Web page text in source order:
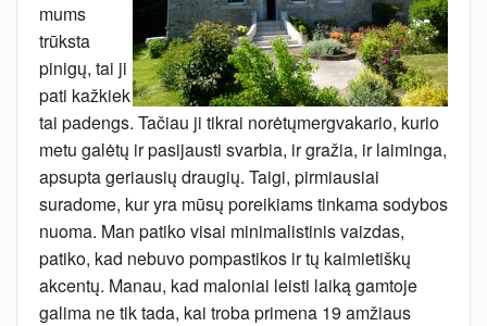
mums
trūksta
pinigų, tai ji
pati kažkiek
tai padengs. Tačiau ji tikrai norėtųmergvakario, kurio
metu galėtų ir pasijausti svarbia, ir gražia, ir laiminga,
apsupta geriausių draugių. Taigi, pirmiausiai
suradome, kur yra mūsų poreikiams tinkama sodybos
nuoma. Man patiko visai minimalistinis vaizdas,
patiko, kad nebuvo pompastikos ir tų kaimietiškų
akcentų. Manau, kad maloniai leisti laiką gamtoje
galima ne tik tada, kai troba primena 19 amžiaus